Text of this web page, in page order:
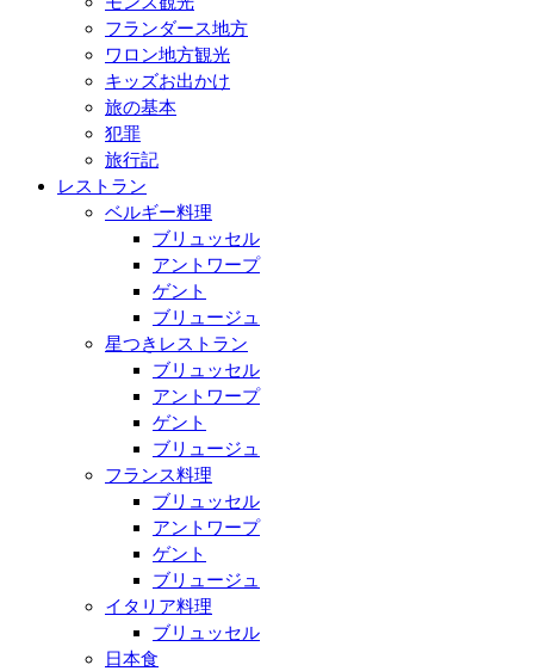
フランダース地方
ワロン地方観光
キッズお出かけ
旅の基本
犯罪
旅行記
レストラン
ベルギー料理
ブリュッセル
アントワープ
ゲント
ブリュージュ
星つきレストラン
ブリュッセル
アントワープ
ゲント
ブリュージュ
フランス料理
ブリュッセル
アントワープ
ゲント
ブリュージュ
イタリア料理
ブリュッセル
日本食